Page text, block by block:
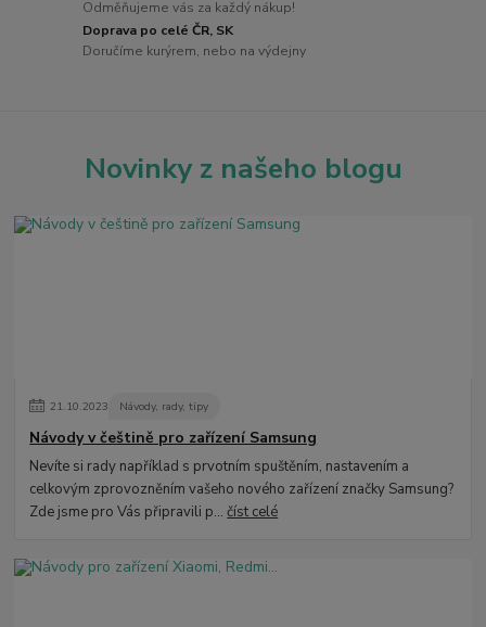
Odměňujeme vás za každý nákup!
Doprava po celé ČR, SK
Doručíme kurýrem, nebo na výdejny
Novinky z našeho blogu
21.10.2023 Návody, rady, tipy
Návody v češtině pro zařízení Samsung
Nevíte si rady například s prvotním spuštěním, nastavením a
celkovým zprovozněním vašeho nového zařízení značky Samsung?
Zde jsme pro Vás připravili p...číst celé